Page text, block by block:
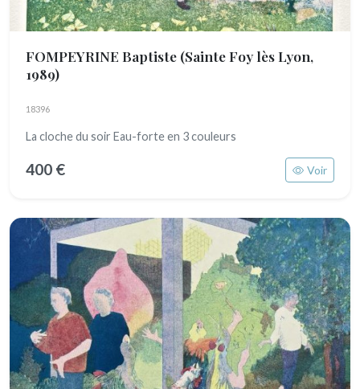
FOMPEYRINE Baptiste (Sainte Foy lès Lyon,
1989)
18396
La cloche du soir Eau-forte en 3 couleurs
400 € Voir